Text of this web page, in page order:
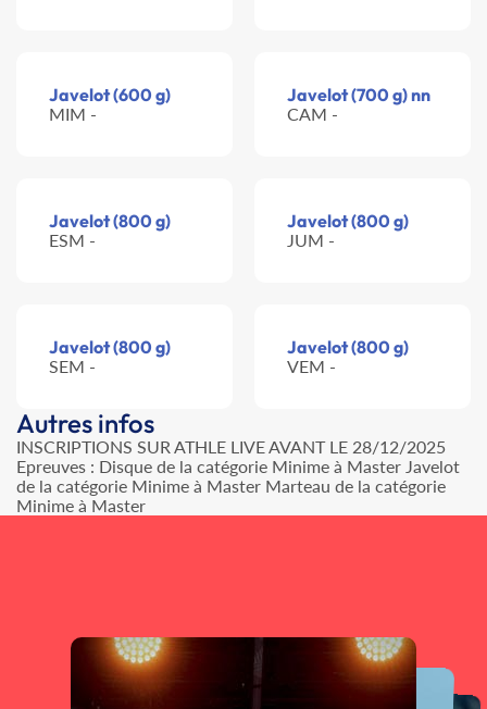
Javelot (600 g)
MIM -
Javelot (700 g) nn
CAM -
Javelot (800 g)
ESM -
Javelot (800 g)
JUM -
Javelot (800 g)
SEM -
Javelot (800 g)
VEM -
Autres infos
INSCRIPTIONS SUR ATHLE LIVE AVANT LE 28/12/2025
Epreuves : Disque de la catégorie Minime à Master Javelot
de la catégorie Minime à Master Marteau de la catégorie
Minime à Master